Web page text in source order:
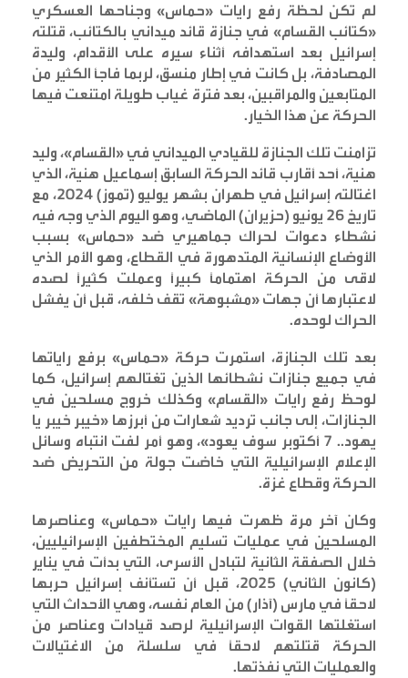
لم تكن لحظة رفع رايات «حماس» وجناحها العسكري
«كتائب القسام» في جنازة قائد ميداني بالكتائب، قتلته
إسرائيل بعد استهدافه أثناء سيره على الأقدام، وليدة
المصادفة، بل كانت في إطار منسق، لربما فاجأ الكثير من
المتابعين والمراقبين، بعد فترة غياب طويلة امتنعت فيها
الحركة عن هذا الخيار.
تزامنت تلك الجنازة للقيادي الميداني في «القسام»، وليد
هنية، أحد أقارب قائد الحركة السابق إسماعيل هنية، الذي
اغتالته إسرائيل في طهران بشهر يوليو (تموز) 2024، مع
تاريخ 26 يونيو (حزيران) الماضي، وهو اليوم الذي وجه فيه
نشطاء دعوات لحراك جماهيري ضد «حماس» بسبب
الأوضاع الإنسانية المتدهورة في القطاع، وهو الأمر الذي
لاقى من الحركة اهتماماً كبيراً وعملت كثيراً لصده
لاعتبارها أن جهات «مشبوهة» تقف خلفه، قبل أن يفشل
الحراك لوحده.
بعد تلك الجنازة، استمرت حركة «حماس» برفع راياتها
في جميع جنازات نشطائها الذين تغتالهم إسرائيل، كما
لوحظ رفع رايات «القسام» وكذلك خروج مسلحين في
الجنازات، إلى جانب ترديد شعارات من أبرزها «خيبر خيبر يا
يهود.. 7 أكتوبر سوف يعود»، وهو أمر لفت انتباه وسائل
الإعلام الإسرائيلية التي خاضت جولة من التحريض ضد
الحركة وقطاع غزة.
وكان آخر مرة ظهرت فيها رايات «حماس» وعناصرها
المسلحين في عمليات تسليم المختطفين الإسرائيليين،
خلال الصفقة الثانية لتبادل الأسرى، التي بدأت في يناير
(كانون الثاني) 2025، قبل أن تستأنف إسرائيل حربها
لاحقاً في مارس (آذار) من العام نفسه، وهي الأحداث التي
استغلتها القوات الإسرائيلية لرصد قيادات وعناصر من
الحركة قتلتهم لاحقاً في سلسلة من الاغتيالات
والعمليات التي نفذتها.